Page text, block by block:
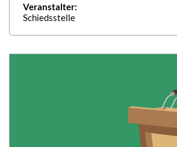
Veranstalter:
Schiedsstelle